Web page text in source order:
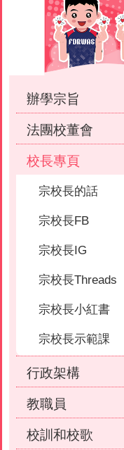
navigation
辦學宗旨
法團校董會
校長專頁
宗校長的話
宗校長FB
宗校長IG
宗校長Threads
宗校長小紅書
宗校長示範課
行政架構
教職員
校訓和校歌